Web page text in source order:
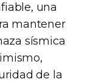
una
mantener
sísmica
de la